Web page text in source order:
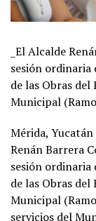
_El Alcalde
sesión ordinaria
de las Obras
Municipal (Ramo
Mérida,
Renán Barrera
sesión ordinaria
de las Obras
Municipal
servicios del